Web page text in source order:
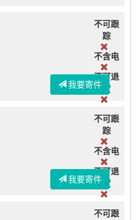
不可跟
踪
不含电
不可退
货
我要寄件
不可跟
踪
不含电
不可退
货
我要寄件
不可跟